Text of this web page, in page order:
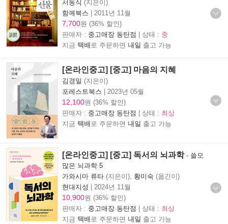
서동식 (지은이)
함께북스
2011년 11월
7,700원 (36% 할인)
판매자 : 중고매장 동탄점 | 상태 : 중
지금 택배 로 주문하면 내일 출고 가능
[온라인중고] [중고] 마음의 지혜
김경일 (지은이)
포레스트북스
2023년 05월
12,100원 (36% 할인)
판매자 : 중고매장 동탄점 | 상태 : 최상
지금 택배 로 주문하면 내일 출고 가능
[온라인중고] [중고] 독서의 뇌과학- 쓸모
많은 뇌과학 5
가와시마 류타 (지은이), 황미숙 (옮긴이)
현대지성
2024년 11월
10,900원 (36% 할인)
판매자 : 중고매장 동탄점 | 상태 : 최상
지금 택배 로 주문하면 내일 출고 가능